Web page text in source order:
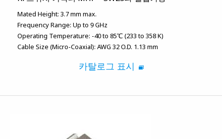
Mated Height: 3.7 mm max.
Frequency Range: Up to 9 GHz
Operating Temperature: -40 to 85℃ (233 to 358 K)
Cable Size (Micro-Coaxial): AWG 32 O.D. 1.13 mm
카탈로그 표시